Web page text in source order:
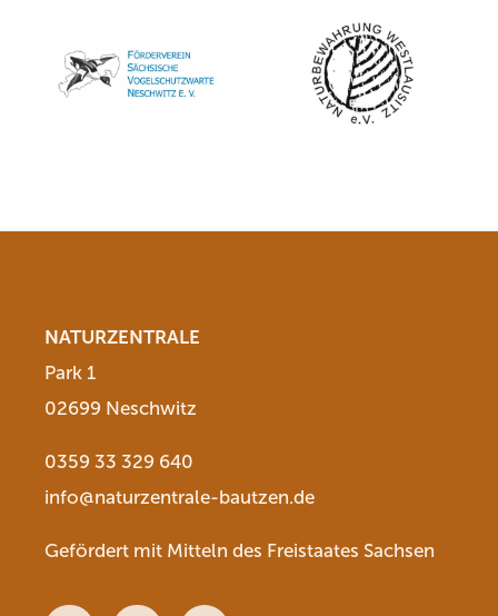
NATURZENTRALE
Park 1
02699 Neschwitz
0359 33 329 640
info@naturzentrale-bautzen.de
Gefördert mit Mitteln des Freistaates Sachsen